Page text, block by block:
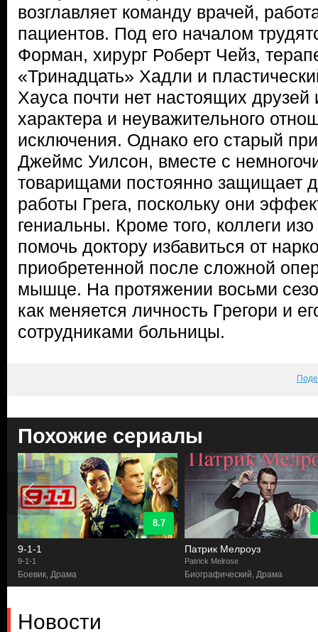
возглавляет команду врачей,
пациентов. Под его началом
Форман, хирург Роберт Чейз,
«Тринадцать» Хадли и
Хауса почти нет настоящих друзей
характера и неуважительного
исключения. Однако его старый
Джеймс Уилсон, вместе с
товарищами постоянно защищает
работы Грега, поскольку они
гениальны. Кроме того, коллеги
помочь доктору избавиться от
приобретенной после сложной
мышце. На протяжении восьми
как меняется личность Грегори и
сотрудниками больницы.
Похожие сериалы
8.7
9-1-1
9-1-1
Боевик, Драма
Патрик Мелроуз
Patrick Melrose
Биографический, Драма
Новости